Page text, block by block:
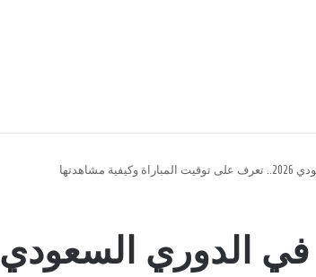
في الدوري السعودي